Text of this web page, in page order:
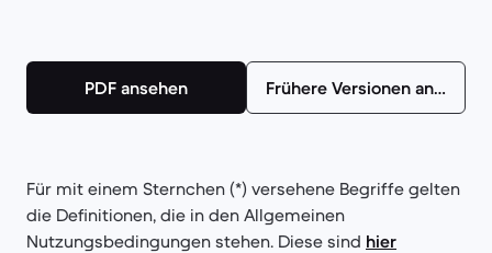
PDF ansehen Frühere Versionen ansehen
Für mit einem Sternchen (*) versehene Begriffe gelten
die Definitionen, die in den Allgemeinen
Nutzungsbedingungen stehen. Diese sind hier